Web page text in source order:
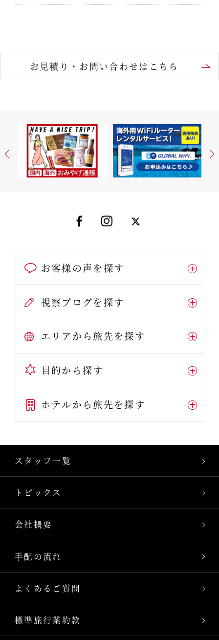
お見積り・お問い合わせはこちら
お客様の声を探す
視察ブログを探す
エリアから旅先を探す
目的から探す
ホテルから旅先を探す
スタッフ一覧
トピックス
会社概要
手配の流れ
よくあるご質問
標準旅行業約款